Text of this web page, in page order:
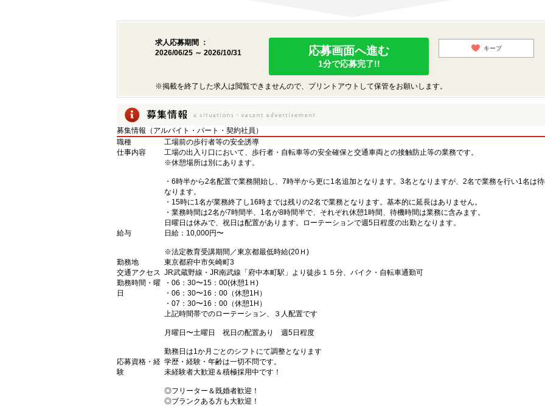
求人応募期間 ：
2026/06/25 ～ 2026/10/31
応募画面へ進む
1分で応募完了!!
キープ
※掲載を終了した求人は閲覧できませんので、プリントアウトして保管をお願いします。
募集情報（アルバイト・パート・契約社員）
職種
工場前の歩行者等の安全誘導
仕事内容
工場の出入り口において、歩行者・自転車等の安全確保と交通車両との接触防止等の業務です。
※休憩場所は別にあります。
・6時半から2名配置で業務開始し、7時半から更に1名追加となります。3名となりますが、2名で業務を行い1名は
なります。
・15時に1名が業務終了し16時までは残りの2名で業務となります。基本的に延長はありません。
・業務時間は2名が7時間半、1名が8時間半で、それぞれ休憩1時間、待機時間は業務に含みます。
日曜日は休みで、祝日は配置があります。ローテーションで週5日程度の出勤となります。
給与
日給：10,000円〜
※法定教育受講期間／東京都最低時給(20Ｈ)
勤務地
東京都府中市矢崎町3
交通アクセス JR武蔵野線・JR南武線「府中本町駅」より徒歩１５分、バイク・自転車通勤可
勤務時間・曜
日
・06：30〜15：00(休憩1Ｈ)
・06：30〜16：00（休憩1H）
・07：30〜16：00（休憩1H）
上記時間帯でのローテーション、３人配置です
月曜日〜土曜日 祝日の配置あり 週5日程度
勤務日は1か月ごとのシフトにて調整となります
応募資格・経
験
学歴・経験・年齢は一切不問です。
未経験者大歓迎＆積極採用中です！
◎フリーター＆既婚者歓迎！
◎ブランクある方も大歓迎！